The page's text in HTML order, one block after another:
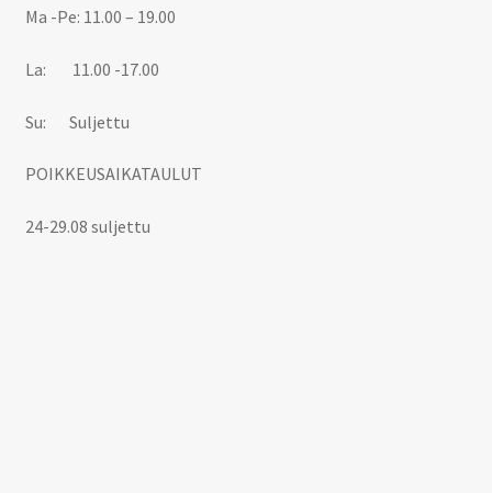
Ma -Pe: 11.00 – 19.00
La: 11.00 -17.00
Su: Suljettu
POIKKEUSAIKATAULUT
24-29.08 suljettu